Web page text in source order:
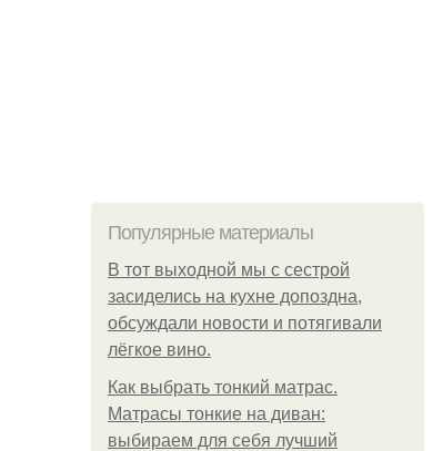
Популярные материалы
В тот выходной мы с сестрой
засиделись на кухне допоздна,
обсуждали новости и потягивали
лёгкое вино.
Как выбрать тонкий матрас.
Матрасы тонкие на диван:
выбираем для себя лучший